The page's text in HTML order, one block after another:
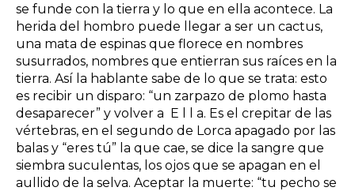
se funde con la tierra y lo que en ella acontece. La
herida del hombro puede llegar a ser un cactus,
una mata de espinas que florece en nombres
susurrados, nombres que entierran sus raíces en la
tierra. Así la hablante sabe de lo que se trata: esto
es recibir un disparo: “un zarpazo de plomo hasta
desaparecer” y volver a E l l a. Es el crepitar de las
vértebras, en el segundo de Lorca apagado por las
balas y “eres tú” la que cae, se dice la sangre que
siembra suculentas, los ojos que se apagan en el
aullido de la selva. Aceptar la muerte: “tu pecho se